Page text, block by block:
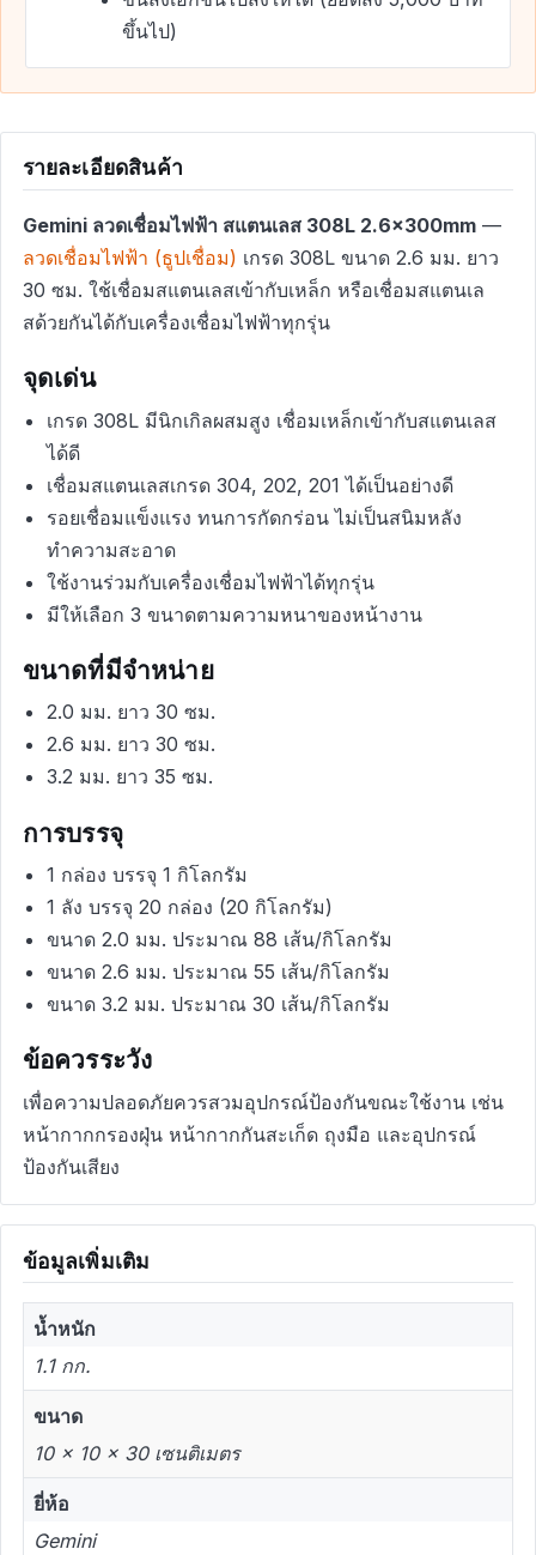
ขึ้นไป)
รายละเอียดสินค้า
Gemini ลวดเชื่อมไฟฟ้า สแตนเลส 308L 2.6x300mm—
ลวดเชื่อมไฟฟ้า (ธูปเชื่อม) เกรด 308L ขนาด 2.6 มม. ยาว
30 ซม. ใช้เชื่อมสแตนเลสเข้ากับเหล็ก หรือเชื่อมสแตนเล
สด้วยกันได้กับเครื่องเชื่อมไฟฟ้าทุกรุ่น
จุดเด่น
เกรด 308L มีนิกเกิลผสมสูง เชื่อมเหล็กเข้ากับสแตนเลส
ได้ดี
เชื่อมสแตนเลสเกรด 304, 202, 201 ได้เป็นอย่างดี
รอยเชื่อมแข็งแรง ทนการกัดกร่อน ไม่เป็นสนิมหลัง
ทำความสะอาด
ใช้งานร่วมกับเครื่องเชื่อมไฟฟ้าได้ทุกรุ่น
มีให้เลือก 3 ขนาดตามความหนาของหน้างาน
ขนาดที่มีจำหน่าย
2.0 มม. ยาว 30 ซม.
2.6 มม. ยาว 30 ซม.
3.2 มม. ยาว 35 ซม.
การบรรจุ
1 กล่อง บรรจุ 1 กิโลกรัม
1 ลัง บรรจุ 20 กล่อง (20 กิโลกรัม)
ขนาด 2.0 มม. ประมาณ 88 เส้น/กิโลกรัม
ขนาด 2.6 มม. ประมาณ 55 เส้น/กิโลกรัม
ขนาด 3.2 มม. ประมาณ 30 เส้น/กิโลกรัม
ข้อควรระวัง
เพื่อความปลอดภัยควรสวมอุปกรณ์ป้องกันขณะใช้งาน เช่น
หน้ากากกรองฝุ่น หน้ากากกันสะเก็ด ถุงมือ และอุปกรณ์
ป้องกันเสียง
ข้อมูลเพิ่มเติม
น้ำหนัก
1.1 กก.
ขนาด
10 × 10 × 30 เซนติเมตร
ยี่ห้อ
Gemini